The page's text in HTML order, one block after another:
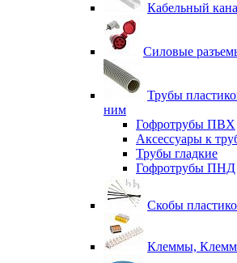
Кабельный
Силовые
Трубы
ним
Гофротрубы ПВХ
Аксессуары к
Трубы гладкие
Гофротрубы ПНД
Скобы
Клеммы,